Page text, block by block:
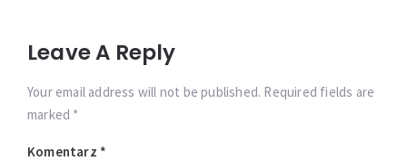
Leave A Reply
Your email address will not be published. Required fields are
marked *
Komentarz *